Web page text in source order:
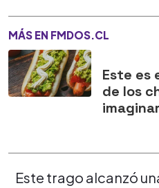
MÁS EN FMDOS.CL
Este es
de los
Este trago alcanzó